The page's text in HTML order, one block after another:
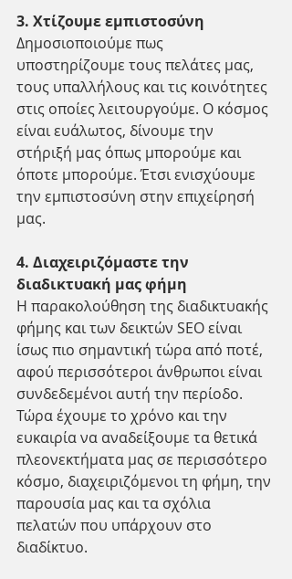
3. Χτίζουμε εμπιστοσύνη
Δημοσιοποιούμε πως
υποστηρίζουμε τους πελάτες μας,
τους υπαλλήλους και τις κοινότητες
στις οποίες λειτουργούμε. Ο κόσμος
είναι ευάλωτος, δίνουμε την
στήριξή μας όπως μπορούμε και
όποτε μπορούμε. Έτσι ενισχύουμε
την εμπιστοσύνη στην επιχείρησή
μας.
4. Διαχειριζόμαστε την
διαδικτυακή μας φήμη
Η παρακολούθηση της διαδικτυακής
φήμης και των δεικτών SEO είναι
ίσως πιο σημαντική τώρα από ποτέ,
αφού περισσότεροι άνθρωποι είναι
συνδεδεμένοι αυτή την περίοδο.
Τώρα έχουμε το χρόνο και την
ευκαιρία να αναδείξουμε τα θετικά
πλεονεκτήματα μας σε περισσότερο
κόσμο, διαχειριζόμενοι τη φήμη, την
παρουσία μας και τα σχόλια
πελατών που υπάρχουν στο
διαδίκτυο.